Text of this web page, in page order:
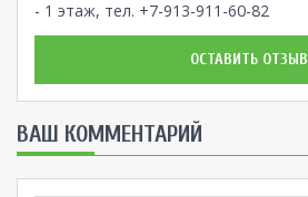
- 1 этаж, тел. +7-913-911-60-82
ОСТАВИТЬ ОТЗЫВ
ВАШ КОММЕНТАРИЙ